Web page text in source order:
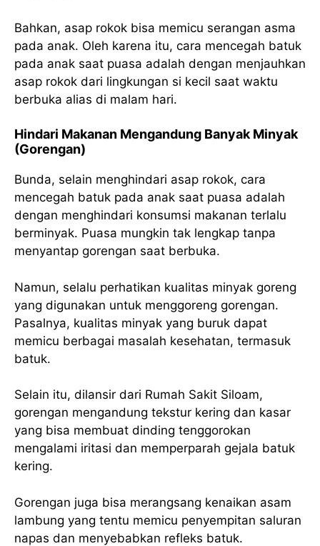
Bahkan, asap rokok bisa memicu serangan asma
pada anak. Oleh karena itu, cara mencegah batuk
pada anak saat puasa adalah dengan menjauhkan
asap rokok dari lingkungan si kecil saat waktu
berbuka alias di malam hari.
Hindari Makanan Mengandung Banyak Minyak
(Gorengan)
Bunda, selain menghindari asap rokok, cara
mencegah batuk pada anak saat puasa adalah
dengan menghindari konsumsi makanan terlalu
berminyak. Puasa mungkin tak lengkap tanpa
menyantap gorengan saat berbuka.
Namun, selalu perhatikan kualitas minyak goreng
yang digunakan untuk menggoreng gorengan.
Pasalnya, kualitas minyak yang buruk dapat
memicu berbagai masalah kesehatan, termasuk
batuk.
Selain itu, dilansir dari Rumah Sakit Siloam,
gorengan mengandung tekstur kering dan kasar
yang bisa membuat dinding tenggorokan
mengalami iritasi dan memperparah gejala batuk
kering.
Gorengan juga bisa merangsang kenaikan asam
lambung yang tentu memicu penyempitan saluran
napas dan menyebabkan refleks batuk.